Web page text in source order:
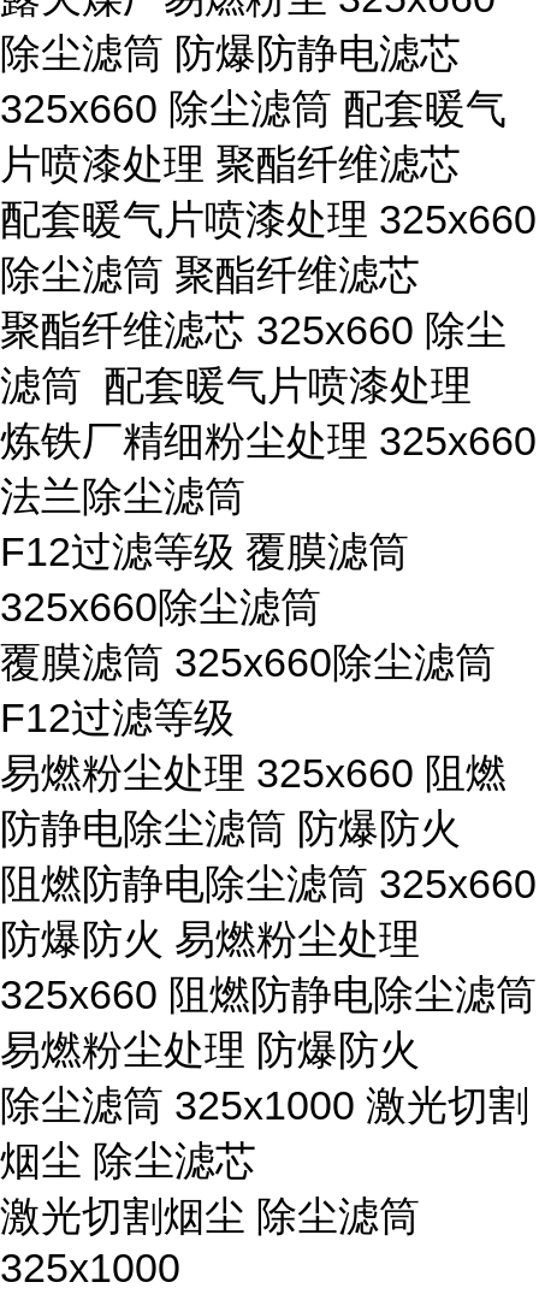
除尘滤筒 防爆防静电滤芯
325x660 除尘滤筒 配套暖气
片喷漆处理 聚酯纤维滤芯
配套暖气片喷漆处理 325x660
除尘滤筒 聚酯纤维滤芯
聚酯纤维滤芯 325x660 除尘
滤筒 配套暖气片喷漆处理
炼铁厂精细粉尘处理 325x660
法兰除尘滤筒
F12过滤等级 覆膜滤筒
325x660除尘滤筒
覆膜滤筒 325x660除尘滤筒
F12过滤等级
易燃粉尘处理 325x660 阻燃
防静电除尘滤筒 防爆防火
阻燃防静电除尘滤筒 325x660
防爆防火 易燃粉尘处理
325x660 阻燃防静电除尘滤筒
易燃粉尘处理 防爆防火
除尘滤筒 325x1000 激光切割
烟尘 除尘滤芯
激光切割烟尘 除尘滤筒
325x1000